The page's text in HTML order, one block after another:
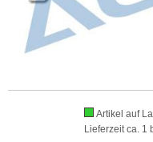
Artikel auf
Lieferzeit ca. 1